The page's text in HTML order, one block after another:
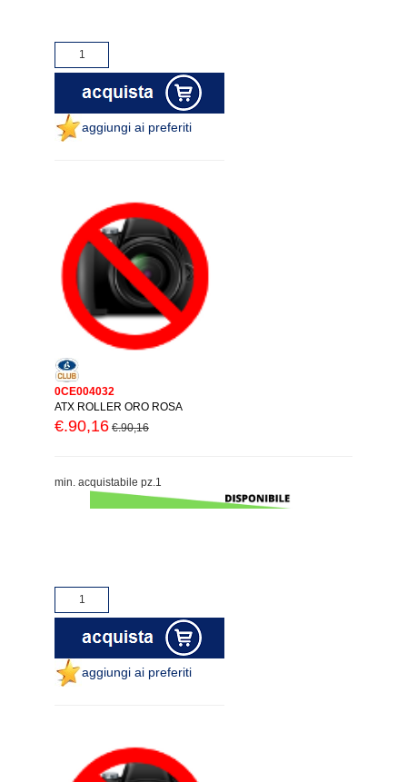
aggiungi ai preferiti
0CE004032
ATX ROLLER ORO ROSA
€.90,16 €.90,16
min. acquistabile pz.1
aggiungi ai preferiti